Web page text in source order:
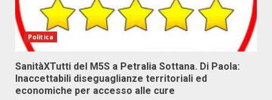
Politica
SanitàXTutti del M5S a Petralia Sottana. Di Paola:
Inaccettabili diseguaglianze territoriali ed
economiche per accesso alle cure